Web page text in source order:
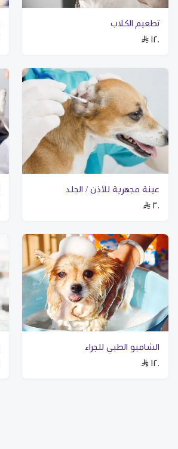
تطعيم الكلاب
١٢٠
عينة مجهرية للأذن / الجلد
٣٠
الشامبو الطبي للجراء
١٢٠